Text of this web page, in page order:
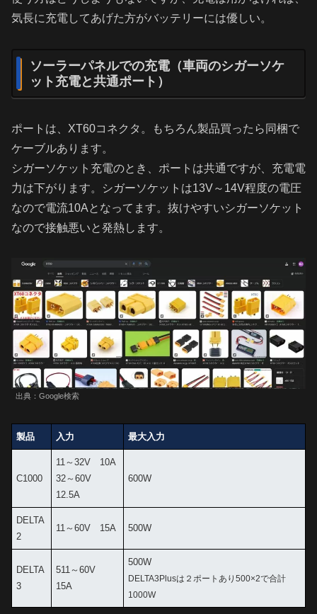
気長に充電してあげた方がバッテリーには優しい。
ソーラーパネルでの充電（車両のシガーソケ
ット充電と共通ポート）
ポートは、XT60コネクタ。もちろん製品買ったら同梱で
ケーブルあります。
シガーソケット充電のとき、ポートは共通ですが、充電電
力は下がります。シガーソケットは13V～14V程度の電圧
なので電流10Aとなってます。抜けやすいシガーソケット
なので接触悪いと発熱します。
出典：Google検索
製品 入力 最大入力
C1000
11～32V 10A
32～60V
12.5A
600W
DELTA
2
11～60V 15A 500W
DELTA
3
511～60V
15A
500W
DELTA3Plusは２ポートあり500×2で合計
1000W